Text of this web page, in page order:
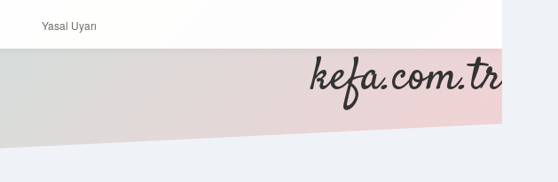
Yasal Uyarı
kefa.com.tr